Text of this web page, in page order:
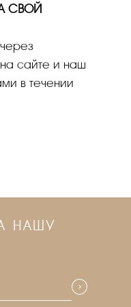
СВОЙ
на сайте и наш
в течении
НАШУ